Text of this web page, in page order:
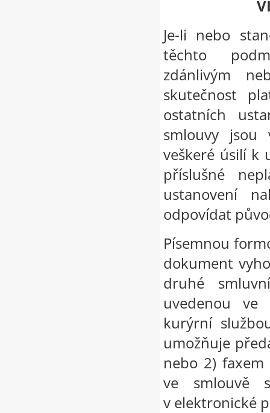
Je-li nebo
těchto
zdánlivým
skutečnost
ostatních
smlouvy jsou
veškeré úsilí k
příslušné
ustanovení
odpovídat
Písemnou
dokument
druhé
uvedenou
kurýrní
umožňuje
nebo 2)
ve smlouvě
v elektronické